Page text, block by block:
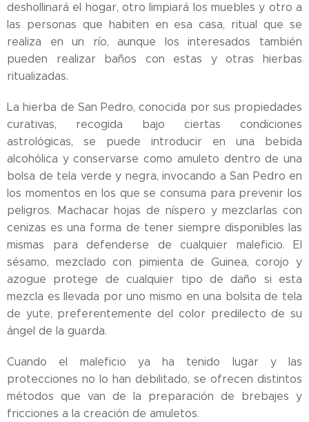
deshollinará el hogar, otro limpiará los muebles y otro a
las personas que habiten en esa casa, ritual que se
realiza en un río, aunque los interesados también
pueden realizar baños con estas y otras hierbas
ritualizadas.
La hierba de San Pedro, conocida por sus propiedades
curativas, recogida bajo ciertas condiciones
astrológicas, se puede introducir en una bebida
alcohólica y conservarse como amuleto dentro de una
bolsa de tela verde y negra, invocando a San Pedro en
los momentos en los que se consuma para prevenir los
peligros. Machacar hojas de níspero y mezclarlas con
cenizas es una forma de tener siempre disponibles las
mismas para defenderse de cualquier maleficio. El
sésamo, mezclado con pimienta de Guinea, corojo y
azogue protege de cualquier tipo de daño si esta
mezcla es llevada por uno mismo en una bolsita de tela
de yute, preferentemente del color predilecto de su
ángel de la guarda.
Cuando el maleficio ya ha tenido lugar y las
protecciones no lo han debilitado, se ofrecen distintos
métodos que van de la preparación de brebajes y
fricciones a la creación de amuletos.